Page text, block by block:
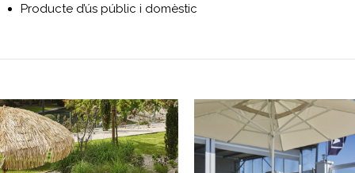
Producte d’ús públic i domèstic